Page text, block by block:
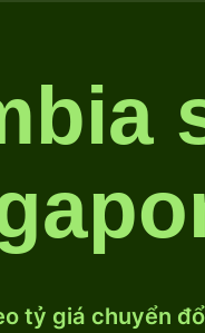
tỷ giá chuyển